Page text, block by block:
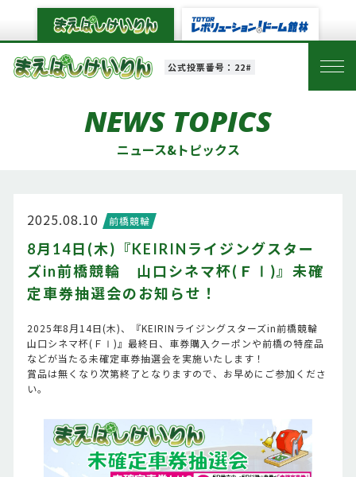
公式投票番号：22#
NEWS TOPICS
ニュース&トピックス
2025.08.10 前橋競輪
8月14日(木)『KEIRINライジングスター
ズin前橋競輪 山口シネマ杯(ＦⅠ)』未確
定車券抽選会のお知らせ！
2025年8月14日(木)、『KEIRINライジングスターズin前橋競輪
山口シネマ杯(ＦⅠ)』最終日、車券購入クーポンや前橋の特産品
などが当たる未確定車券抽選会を実施いたします！
賞品は無くなり次第終了となりますので、お早めにご参加くださ
い。